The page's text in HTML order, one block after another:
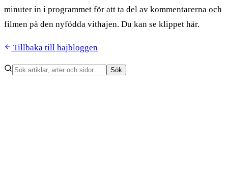
minuter in i programmet för att ta del av kommentarerna och
filmen på den nyfödda vithajen. Du kan se klippet här.
Tillbaka till hajbloggen
Sök